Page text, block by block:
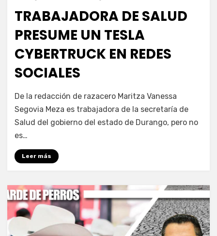
TRABAJADORA DE SALUD
PRESUME UN TESLA
CYBERTRUCK EN REDES
SOCIALES
por Fernando Miranda Servín
De la redacción de razacero Maritza Vanessa
Segovia Meza es trabajadora de la secretaría de
Salud del gobierno del estado de Durango, pero no
es…
Leer más